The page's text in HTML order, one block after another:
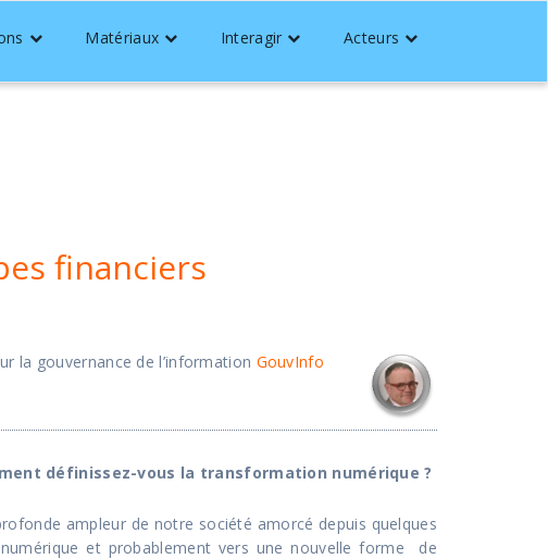
Matériaux Interagir Acteurs
financiers
la gouvernance de l’information GouvInfo
définissez-vous la transformation numérique ?
ampleur de notre société amorcé depuis quelques
et probablement vers une nouvelle forme de